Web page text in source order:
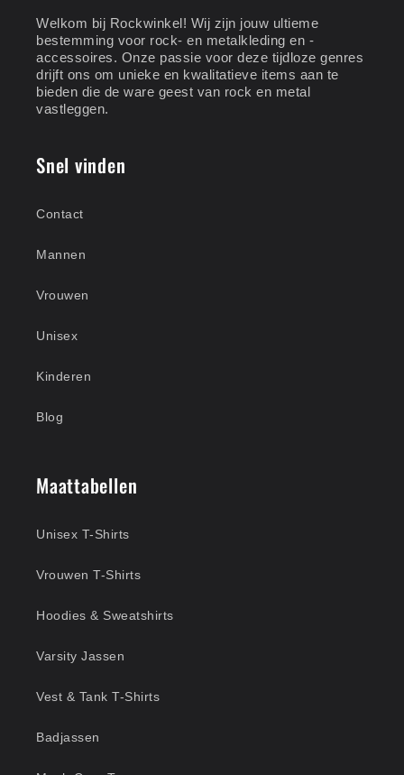
Welkom bij Rockwinkel! Wij zijn jouw ultieme
bestemming voor rock- en metalkleding en -
accessoires. Onze passie voor deze tijdloze genres
drijft ons om unieke en kwalitatieve items aan te
bieden die de ware geest van rock en metal
vastleggen.
Snel vinden
Contact
Mannen
Vrouwen
Unisex
Kinderen
Blog
Maattabellen
Unisex T-Shirts
Vrouwen T-Shirts
Hoodies & Sweatshirts
Varsity Jassen
Vest & Tank T-Shirts
Badjassen